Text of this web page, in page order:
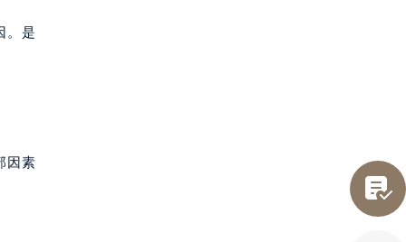
。是
因素
